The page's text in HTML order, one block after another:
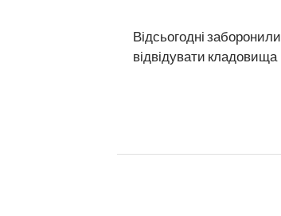
Відсьогодні заборонили
відвідувати кладовища